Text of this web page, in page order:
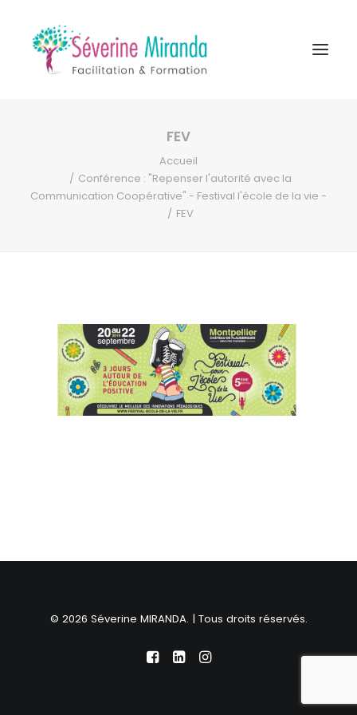
Formations
Accompagnement
FEV
Accueil
Conférence : "Repenser l'autorité avec la
Communication Coopérative" - Festival l'école de la vie -
FEV
© 2026 Séverine MIRANDA. | Tous droits réservés.